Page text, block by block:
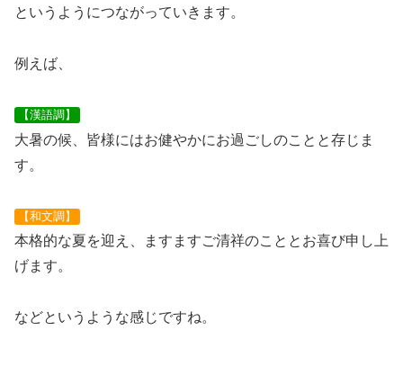
というようにつながっていきます。
例えば、
【漢語調】
大暑の候、皆様にはお健やかにお過ごしのことと存じま
す。
【和文調】
本格的な夏を迎え、ますますご清祥のこととお喜び申し上
げます。
などというような感じですね。